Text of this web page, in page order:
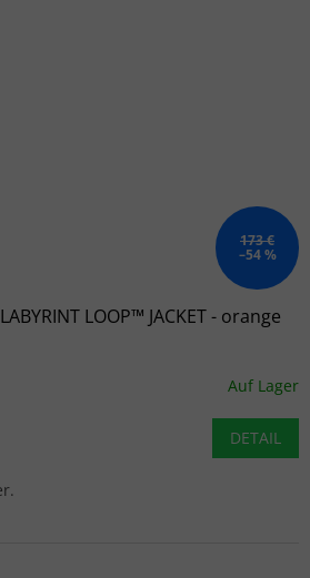
173 €
–54 %
LOOP™ JACKET - orange
Auf Lager
DETAIL